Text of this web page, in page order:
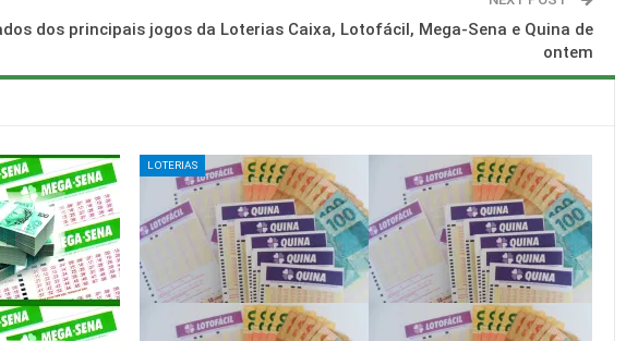
dos principais jogos da Loterias Caixa, Lotofácil, Mega-Sena e Quina de
ontem
LOTERIAS